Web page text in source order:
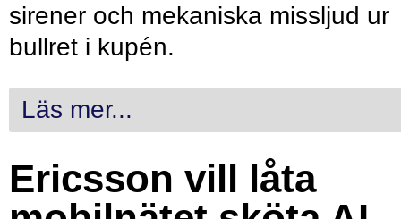
sirener och mekaniska missljud ur
bullret i kupén.
Läs mer...
Ericsson vill låta